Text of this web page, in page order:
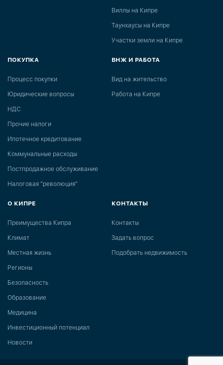
Виллы на Кипре
Таунхаусы на Кипре
Участки земли на Кипре
ПОКУПКА
Процесс покупки
Юридические вопросы
НДС
Прочие налоги
Ипотечное кредитование
Коммунальные расходы
Постпродажное обслуживание
Налоговая "революция"
ВНЖ И РАБОТА
Вид на жительство
Работа на Кипре
О КИПРЕ
Преимущества Кипра
Климат
Местная жизнь
Регионы
Безопасность
Образование
Медицина
Инвестиционный потенциал
Новости
КОНТАКТЫ
Контакты
Задать вопрос
Подобрать недвижимость